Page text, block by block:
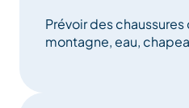
Prévoir des
montagne, eau,